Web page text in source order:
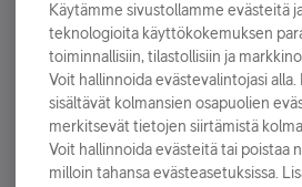
sähköpostiisi.
Tilaa nyt
Käytämme sivustollamme evästeitä
teknologioita käyttökokemuksen
toiminnallisiin, tilastollisiin ja
Voit hallinnoida evästevalintojasi alla.
sisältävät kolmansien osapuolien
merkitsevät tietojen siirtämistä
Voit hallinnoida evästeitä tai poistaa
milloin tahansa evästeasetuksissa.